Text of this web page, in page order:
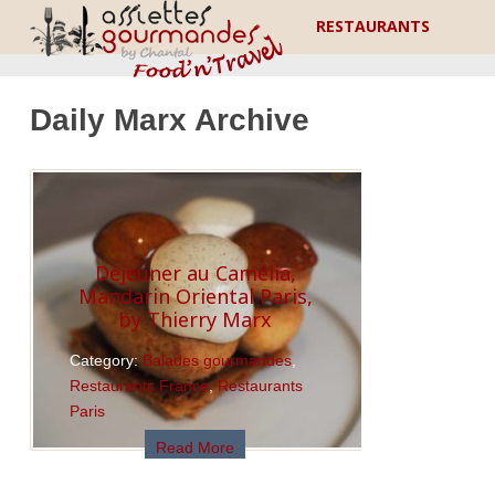
RESTAURANTS
Daily Marx Archive
Déjeuner au Camélia,
Mandarin Oriental Paris,
by Thierry Marx
Category:Balades gourmandes,
Restaurants France,Restaurants
Paris
Read More